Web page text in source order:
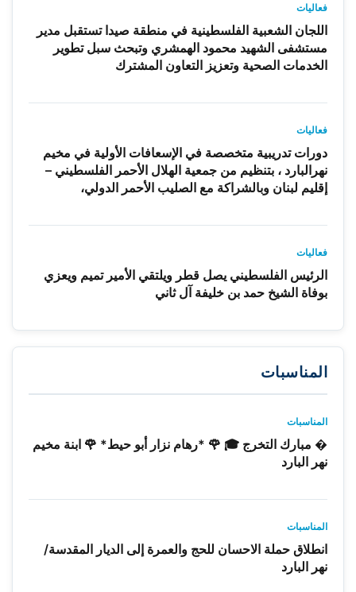
فعاليات
اللجان الشعبية الفلسطينية في منطقة صيدا تستقبل مدير
مستشفى الشهيد محمود الهمشري وتبحث سبل تطوير
الخدمات الصحية وتعزيز التعاون المشترك
فعاليات
دورات تدريبية متخصصة في الإسعافات الأولية في مخيم
نهرالبارد ، بتنظيم من جمعية الهلال الأحمر الفلسطيني –
إقليم لبنان وبالشراكة مع الصليب الأحمر الدولي،
فعاليات
الرئيس الفلسطيني يصل قطر ويلتقي الأمير تميم ويعزي
بوفاة الشيخ حمد بن خليفة آل ثاني
المناسبات
المناسبات
� مبارك التخرج 🎓 🌹 *رهام نزار أبو حيط* 🌹 ابنة مخيم
نهر البارد
المناسبات
انطلاق حملة الاحسان للحج والعمرة إلى الديار المقدسة/
نهر البارد